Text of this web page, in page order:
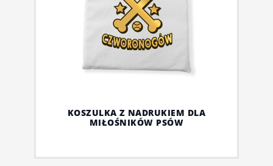
KOSZULKA Z NADRUKIEM DLA
MIŁOŚNIKÓW PSÓW